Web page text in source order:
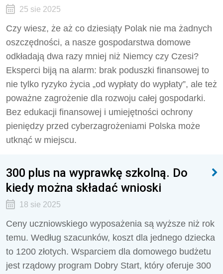
25 sie 2025
Czy wiesz, że aż co dziesiąty Polak nie ma żadnych
oszczędności, a nasze gospodarstwa domowe
odkładają dwa razy mniej niż Niemcy czy Czesi?
Eksperci biją na alarm: brak poduszki finansowej to
nie tylko ryzyko życia „od wypłaty do wypłaty”, ale też
poważne zagrożenie dla rozwoju całej gospodarki.
Bez edukacji finansowej i umiejętności ochrony
pieniędzy przed cyberzagrożeniami Polska może
utknąć w miejscu.
300 plus na wyprawkę szkolną. Do
kiedy można składać wnioski
18 sie 2025
Ceny uczniowskiego wyposażenia są wyższe niż rok
temu. Według szacunków, koszt dla jednego dziecka
to 1200 złotych. Wsparciem dla domowego budżetu
jest rządowy program Dobry Start, który oferuje 300